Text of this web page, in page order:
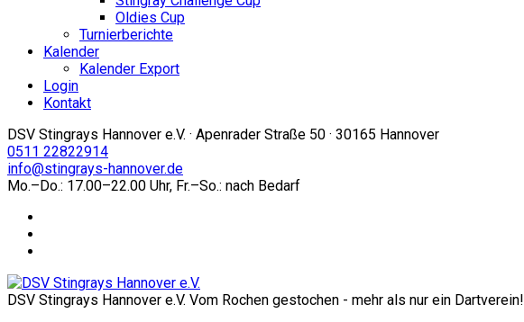
Oldies Cup
Turnierberichte
Kalender
Kalender Export
Login
Kontakt
DSV Stingrays Hannover e.V. · Apenrader Straße 50 · 30165 Hannover
0511 22822914
info@stingrays-hannover.de
Mo.–Do.: 17.00–22.00 Uhr, Fr.–So.: nach Bedarf
DSV Stingrays Hannover e.V. Vom Rochen gestochen - mehr als nur ein Dartverein!